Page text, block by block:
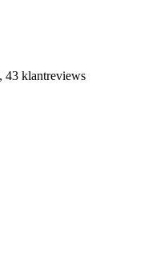
43 klantreviews